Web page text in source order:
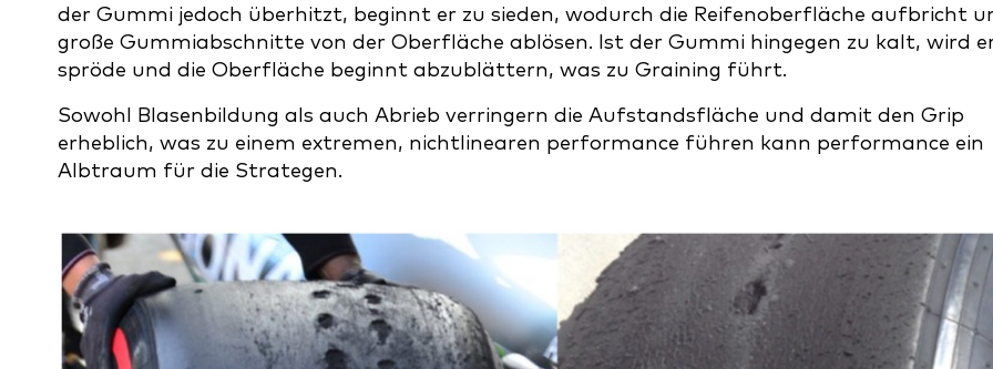
der Gummi jedoch überhitzt, beginnt er zu sieden, wodurch die Reifenoberfläche aufbricht
große Gummiabschnitte von der Oberfläche ablösen. Ist der Gummi hingegen zu kalt, wird
spröde und die Oberfläche beginnt abzublättern, was zu Graining führt.
Sowohl Blasenbildung als auch Abrieb verringern die Aufstandsfläche und damit den Grip
erheblich, was zu einem extremen, nichtlinearen performance führen kann performance ein
Albtraum für die Strategen.